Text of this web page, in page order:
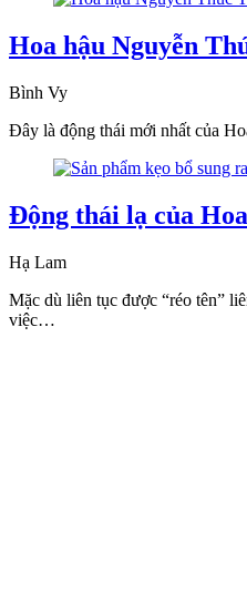
Hoa hậu Nguyễn
Bình Vy
Đây là động thái mới nhất của
Động thái lạ của
Hạ Lam
Mặc dù liên tục được “réo tên”
việc…